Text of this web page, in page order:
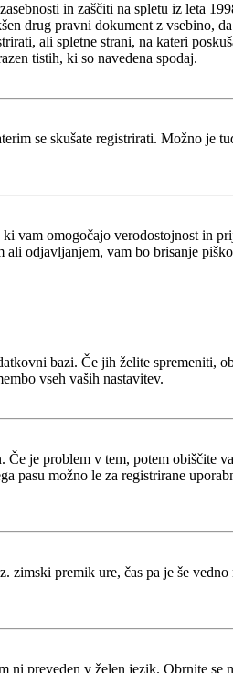
in zaščiti na spletu iz leta
drug pravni dokument z vsebino,
ali spletne strani, na kateri
tistih, ki so navedena spodaj.
se skušate registrirati. Možno je
omogočajo verodostojnost in
ali odjavljanjem, vam bo brisanje
bazi. Če jih želite spremeniti,
vseh vaših nastavitev.
je problem v tem, potem obiščite
pasu možno le za registrirane
premik ure, čas pa je še
preveden v želen jezik. Obrnite